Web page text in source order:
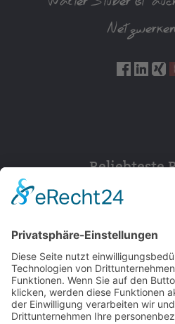
Beliebteste